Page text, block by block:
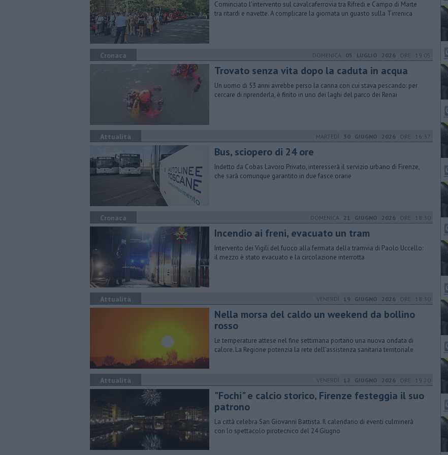
Cominciato l'intervento sul cavalcaferrovia tra Rifredi e Campo di Marte
tra ritardi e navette. A complicare la giornata un guasto sulla Tirrenica
Cronaca DOMENICA 05 LUGLIO 2026 ORE 19:05
Trovato senza vita dopo la caduta in acqua
Un uomo di 53 anni avrebbe perso la canna con cui stava pescando: per
cercare di riprenderla, è finito in uno dei laghi del parco dei Renai
Attualità MARTEDÌ 30 GIUGNO 2026 ORE 16:37
Bus, sciopero di 24 ore
Indetto da Cobas Lavoro Privato, interesserà il servizio urbano di Firenze,
che sarà comunque garantito in due fasce orarie
Cronaca DOMENICA 21 GIUGNO 2026 ORE 18:30
Incendio ai freni, evacuato un tram
Intervento dei Vigili del fuoco alla fermata della tramvia di Paolo Uccello:
il mezzo è stato evacuato e la circolazione interrotta
Attualità VENERDÌ 19 GIUGNO 2026 ORE 18:30
Nella morsa del caldo un weekend da bollino
rosso
Le temperature attese nel fine settimana portano una nuova ondata di
calore. La Regione potenzia la rete dell’assistenza sanitaria territoriale
Attualità VENERDÌ 12 GIUGNO 2026 ORE 19:20
"Fochi" e calcio storico, Firenze festeggia il suo
patrono
La città celebra San Giovanni Battista. Il calendario di eventi culminerà
con lo spettacolo pirotecnico del 24 Giugno